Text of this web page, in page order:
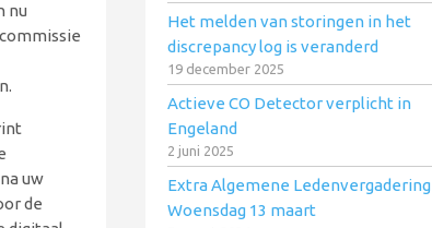
nu
uw
de
Het melden van storingen in het
discrepancy log is veranderd
19 december 2025
Actieve CO Detector verplicht in
Engeland
2 juni 2025
Extra Algemene Ledenvergadering
Woensdag 13 maart